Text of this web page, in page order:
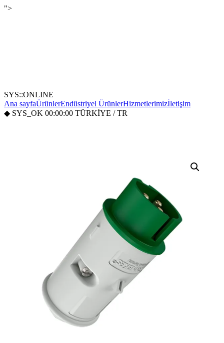
">
SYS::ONLINE
Ana sayfaÜrünlerEndüstriyel ÜrünlerHizmetlerimizİletişim
◆ SYS_OK 00:00:00 TÜRKİYE / TR